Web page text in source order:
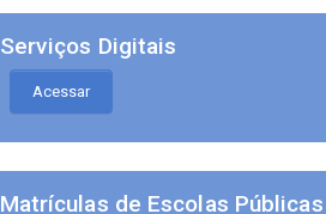
Serviços Digitais
Acessar
Matrículas de Escolas Públicas